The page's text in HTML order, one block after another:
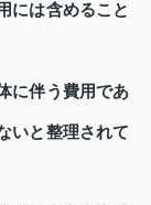
には含めること
に伴う費用であ
いと整理されて